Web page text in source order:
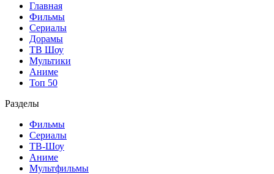
Главная
Фильмы
Сериалы
Дорамы
ТВ Шоу
Мультики
Аниме
Топ 50
Разделы
Фильмы
Сериалы
ТВ-Шоу
Аниме
Мультфильмы